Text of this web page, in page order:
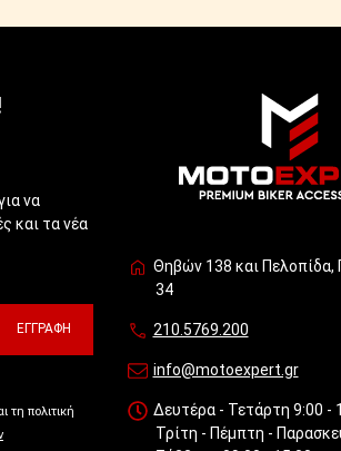
να
και τα νέα
ΕΓΓΡΑΦΉ
τη πολιτική
Θηβών 138 και Πελοπίδα,
34
210.5769.200
info@motoexpert.gr
Δευτέρα - Τετάρτη 9:00 -
Τρίτη - Πέμπτη -